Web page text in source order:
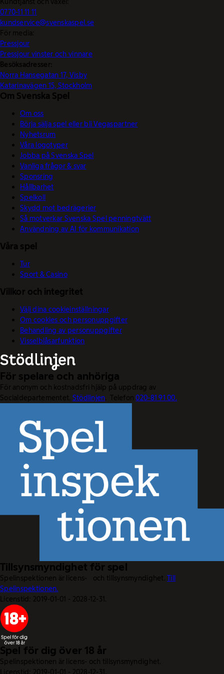
0770-11 11 11
kundservice@svenskaspel.se
För media:
Pressjour
Pressjour vinster och vinnare
Besöksadresser:
Norra Hansegatan 17, Visby
Katarinavägen 15, Stockholm
Om Svenska Spel
Om oss
Börja sälja spel eller bli Vegaspartner
Nyhetsrum
Våra logotyper
Jobba på Svenska Spel
Vanliga frågor & svar
Sponsring
Hållbarhet
Spelkoll
Skydd mot bedrägerier
Så motverkar Svenska Spel penningtvätt
Användning av AI för kommunikation
Våra spel
Tur
Sport & Casino
Villkor och integritet
Välj dina cookieinställningar
Om cookies och personuppgifter
Behandling av personuppgifter
Visselblåsarfunktion
För spelare och anhöriga
För anonym och kostnadsfri hjälp på uppdrag av
Socialdepartementet. Stödlinjen. Telefon020-81 91 00.
Tillsynsmyndighet för spel
Spelinspektionen är licens- och tillsynsmyndighet.Till
Spelinspektionen.
Licenstid: 2019-01-01 - 2028-12-31.
Spel för dig över 18 år
Spelinspektionen är licens- och tillsynsmyndighet.